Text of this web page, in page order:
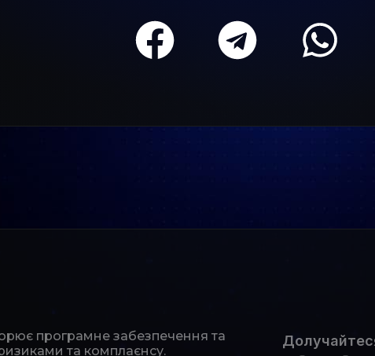
програмне забезпечення та
та комплаєнсу.